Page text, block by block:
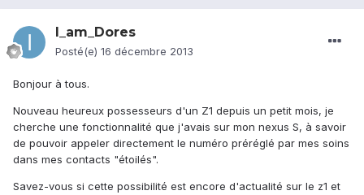
I_am_Dores
Posté(e) 16 décembre 2013
Bonjour à tous.
Nouveau heureux possesseurs d'un Z1 depuis un petit mois, je
cherche une fonctionnalité que j'avais sur mon nexus S, à savoir
de pouvoir appeler directement le numéro préréglé par mes soins
dans mes contacts "étoilés".
Savez-vous si cette possibilité est encore d'actualité sur le z1 et